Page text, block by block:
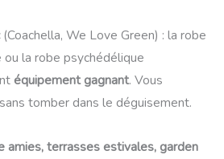
(Coachella, We Love Green) : la robe
la robe psychédélique
équipement gagnant. Vous
tomber dans le déguisement.
amies, terrasses estivales, garden